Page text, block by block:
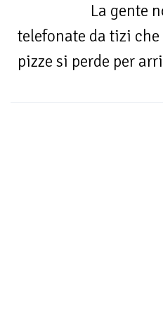
La gente
telefonate da tizi
pizze si perde per